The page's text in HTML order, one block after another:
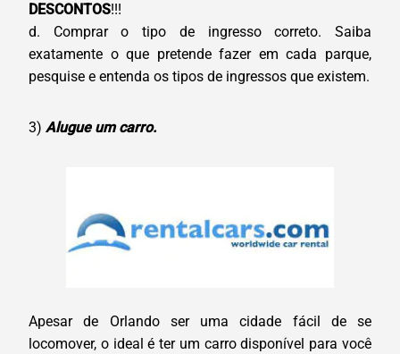
DESCONTOS!!!
d. Comprar o tipo de ingresso correto. Saiba
exatamente o que pretende fazer em cada parque,
pesquise e entenda os tipos de ingressos que existem.
3) Alugue um carro.
Apesar de Orlando ser uma cidade fácil de se
locomover, o ideal é ter um carro disponível para você